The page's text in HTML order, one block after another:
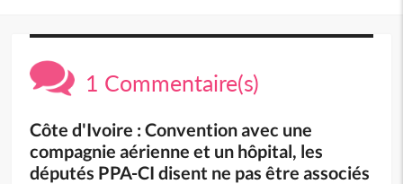
1 Commentaire(s)
Côte d'Ivoire : Convention avec une
compagnie aérienne et un hôpital, les
députés PPA-CI disent ne pas être associés